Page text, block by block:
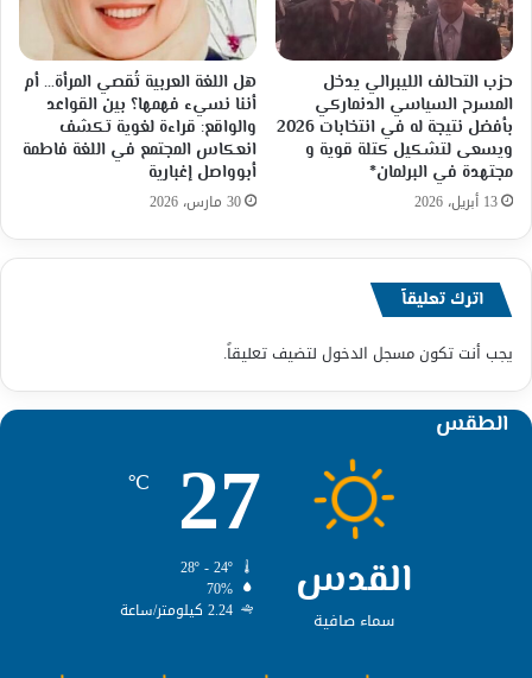
حزب التحالف الليبرالي يدخل
المسرح السياسي الدنماركي
بأفضل نتيجة له في انتخابات 2026
ويسعى لتشكيل كتلة قوية و
مجتهدة في البرلمان*
13 أبريل، 2026
هل اللغة العربية تُقصي المرأة… أم
أننا نسيء فهمها؟ بين القواعد
والواقع: قراءة لغوية تكشف
انعكاس المجتمع في اللغة فاطمة
أبوواصل إغبارية
30 مارس، 2026
اترك تعليقاً
يجب أنت تكونمسجل الدخول لتضيف تعليقاً.
الطقس
القدس
سماء صافية
27
℃
70%
2.24 كيلومتر/ساعة